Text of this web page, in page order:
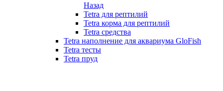
Назад
Tetra для рептилий
Tetra корма для рептилий
Tetra средства
Tetra наполнение для аквариума GloFish
Tetra тесты
Tetra пруд